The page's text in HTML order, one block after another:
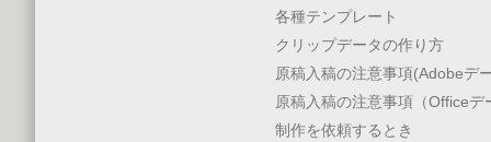
各種テンプレート
クリップデータの作り方
原稿入稿の注意事項(Adobeデ
原稿入稿の注意事項（Officeデ
制作を依頼するとき